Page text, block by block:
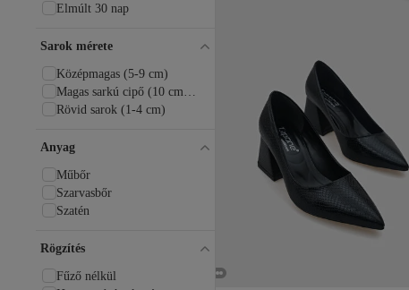
Hotiç
Jorbinol
LAL SHOES & BAGS
lal shoes bags
LAMİNTA
LEFTIES
LİLLA
Limeo
Limoya
Love Moschino
Luvi
Madamra
Elmúlt 30 nap
Sarok mérete
Középmagas (5-9 cm)
Magas sarkú cipő (10 cm
vagy annál magasabb)
Rövid sarok (1-4 cm)
Anyag
Műbőr
Szarvasbőr
Szatén
Rögzítés
Fűző nélkül